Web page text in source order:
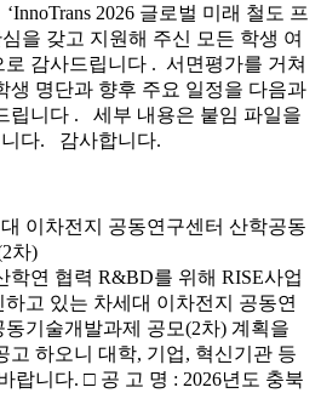
2026 글로벌 미래 철도 프
심을 갖고 지원해 주신 모든 학생 여
로 감사드립니다 . 서면평가를 거쳐
생 명단과 향후 주요 일정을 다음과
립니다 . 세부 내용은 붙임 파일을
다. 감사합니다.
이차전지 공동연구센터 산학공동
차)
학연 협력 R&BD를 위해 RISE사업
고 있는 차세대 이차전지 공동연
동기술개발과제 공모(2차) 계획을
고 하오니 대학, 기업, 혁신기관 등
랍니다. □ 공 고 명 : 2026년도 충북